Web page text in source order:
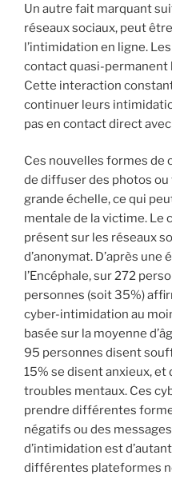
Un autre fait marquant
réseaux sociaux, peut
l’intimidation en ligne.
contact quasi-permanent
Cette interaction
continuer leurs
pas en contact direct
Ces nouvelles formes
de diffuser des photos
grande échelle, ce qui
mentale de la victime. Le
présent sur les réseaux
d’anonymat. D’après une
l’Encéphale, sur 272
personnes (soit 35%)
cyber-intimidation au
basée sur la moyenne
95 personnes disent
15% se disent anxieux, et
troubles mentaux. Ces
prendre différentes
négatifs ou des
d’intimidation est
différentes plateformes